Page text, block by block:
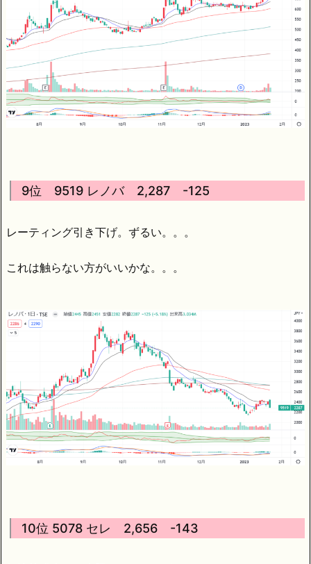
9位 9519 レノバ 2,287 -125
レーティング引き下げ。ずるい。。。
これは触らない方がいいかな。。。
10位 5078 セレ 2,656 -143